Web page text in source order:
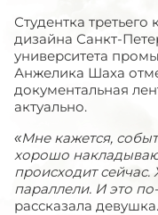
Студентка третьего
дизайна Санкт-
университета
Анжелика Шаха
документальная
актуально.
«Мне кажется,
хорошо
происходит сейчас.
параллели. И это
рассказала девушка.